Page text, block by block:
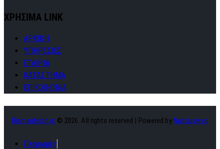
ΧΡΗΣΙΜΑ LINK
ΑΡΧΙΚΗ
ΥΠΗΡΕΣΙΕΣ
ΕΤΑΙΡΙΑ
ΚΑΤΑΣΤΗΜΑ
ΕΠΙΚΟΙΝΩΝΙΑ
Diamantisch.gr © 2026. All rights reserved | Powered by Nuntiusweb
Πληρωμές